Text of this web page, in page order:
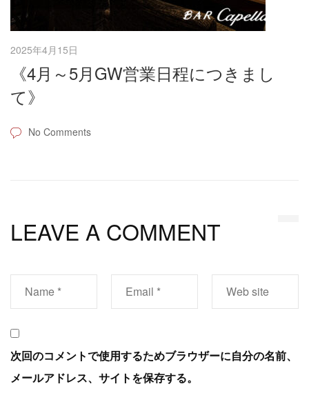
2025年4月15日
《4月～5月GW営業日程につきまし
て》
No Comments
LEAVE A COMMENT
次回のコメントで使用するためブラウザーに自分の名前、
メールアドレス、サイトを保存する。